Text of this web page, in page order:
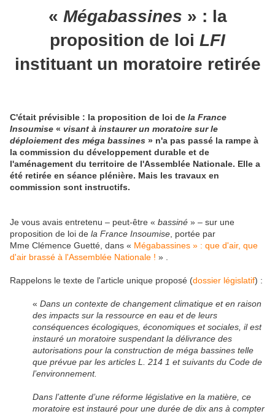
« Mégabassines » : la
proposition de loi LFI
instituant un moratoire retirée
C'était prévisible : la proposition de loi de la France
Insoumise « visant à instaurer un moratoire sur le
déploiement des méga bassines » n'a pas passé la rampe à
la commission du développement durable et de
l'aménagement du territoire de l'Assemblée Nationale. Elle a
été retirée en séance plénière. Mais les travaux en
commission sont instructifs.
Je vous avais entretenu – peut-être « bassiné » – sur une
proposition de loi de la France Insoumise , portée par
Mme Clémence Guetté, dans « Mégabassines » : que d'air, que
d'air brassé à l'Assemblée Nationale ! »
Rappelons le texte de l'article unique proposé (dossier législatif) :
«Dans un contexte de changement climatique et en raison
des impacts sur la ressource en eau et de leurs
conséquences écologiques, économiques et sociales, il est
instauré un moratoire suspendant la délivrance des
autorisations pour la construction de méga bassines telle
que prévue par les articles L. 214 1 et suivants du Code de
l’environnement.
Dans l’attente d’une réforme législative en la matière, ce
moratoire est instauré pour une durée de dix ans à compter